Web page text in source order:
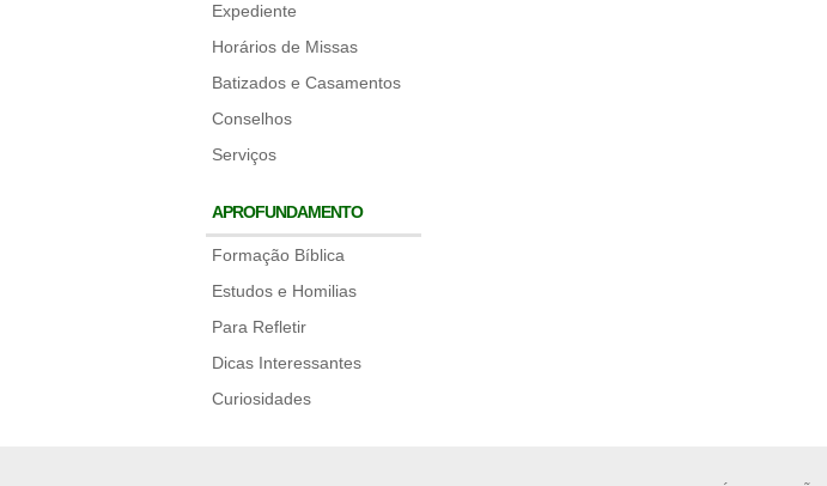
Expediente
Horários de Missas
Batizados e Casamentos
Conselhos
Serviços
APROFUNDAMENTO
Formação Bíblica
Estudos e Homilias
Para Refletir
Dicas Interessantes
Curiosidades